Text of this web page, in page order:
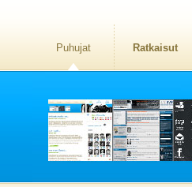
Puhujat Ratkaisut